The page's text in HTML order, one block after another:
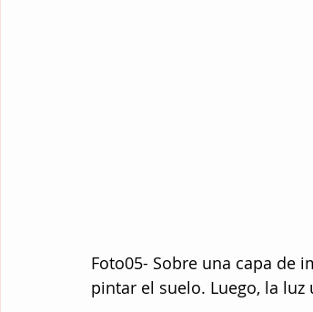
Foto05- Sobre una capa de
pintar el suelo. Luego, la